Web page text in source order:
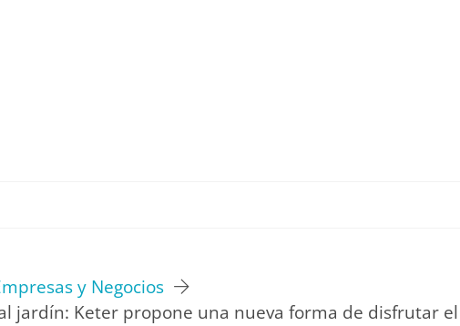
y Negocios
jardín: Keter propone una nueva forma de disfrutar